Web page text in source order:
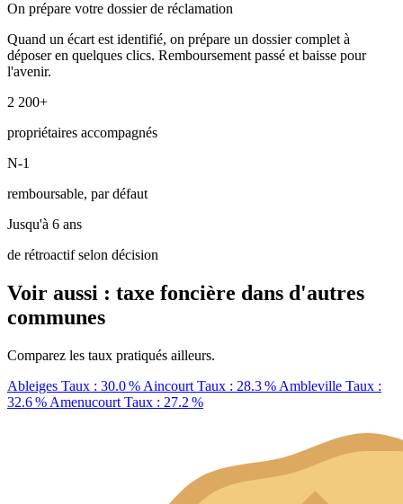
On prépare votre dossier de réclamation
Quand un écart est identifié, on prépare un dossier complet à
déposer en quelques clics. Remboursement passé et baisse pour
l'avenir.
2 200+
propriétaires accompagnés
N-1
remboursable, par défaut
Jusqu'à 6 ans
de rétroactif selon décision
Voir aussi : taxe foncière dans d'autres
communes
Comparez les taux pratiqués ailleurs.
Ableiges Taux : 30.0 % Aincourt Taux : 28.3 % Ambleville Taux :
32.6 % Amenucourt Taux : 27.2 %